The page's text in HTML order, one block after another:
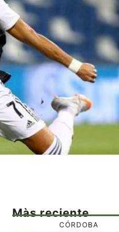
Màs reciente
CÓRDOBA